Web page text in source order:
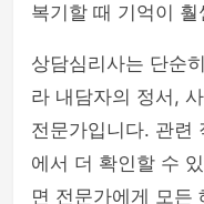
복기할 때 기억이
상담심리사는 단순
라 내담자의 정서,
전문가입니다. 관련
에서 더 확인할 수
면 전문가에게 모든